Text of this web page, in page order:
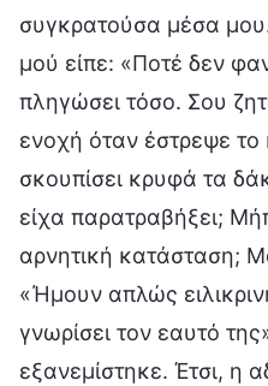
συγκρατούσα μέσα
μού είπε: «Ποτέ δεν
πληγώσει τόσο. Σου
ενοχή όταν έστρεψε το
σκουπίσει κρυφά τα
είχα παρατραβήξει;
αρνητική κατάσταση;
«Ήμουν απλώς
γνωρίσει τον εαυτό
εξανεμίστηκε. Έτσι, η